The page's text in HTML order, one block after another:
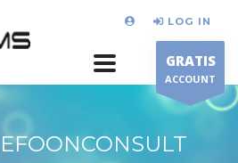
LOG IN
GRATIS
ACCOUNT